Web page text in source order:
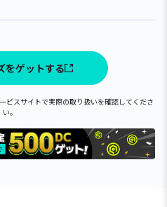
をゲットする
ビスサイトで実際の取り扱いを確認してくださ
い。